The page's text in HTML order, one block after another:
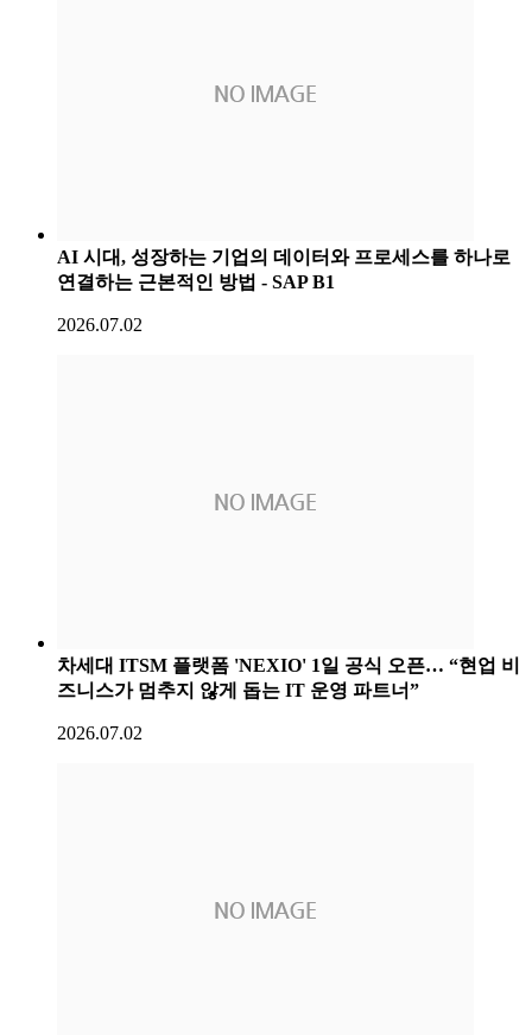
AI 시대, 성장하는 기업의 데이터와 프로세스를 하나로
연결하는 근본적인 방법 - SAP B1
2026.07.02
차세대 ITSM 플랫폼 'NEXIO' 1일 공식 오픈… “현업 비
즈니스가 멈추지 않게 돕는 IT 운영 파트너”
2026.07.02